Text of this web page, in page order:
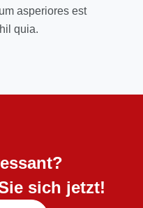
asperiores est
quia.
sich jetzt!